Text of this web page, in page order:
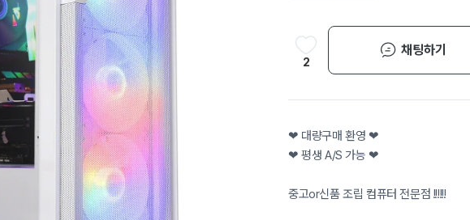
2
채팅하기
❤ 대량구매 환영 ❤
❤ 평생 A/S 가능 ❤
중고or신품 조립 컴퓨터 전문점 !!!!!!